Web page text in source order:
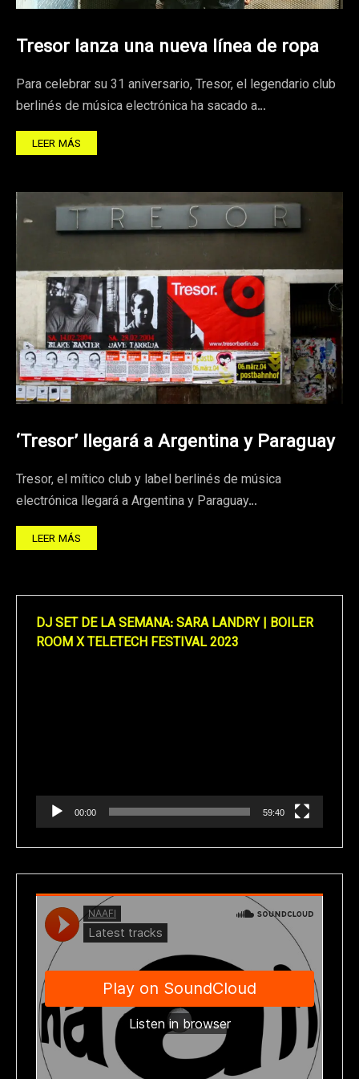
Tresor lanza una nueva línea de ropa
Para celebrar su 31 aniversario, Tresor, el legendario club
berlinés de música electrónica ha sacado a…
LEER MÁS
‘Tresor’ llegará a Argentina y Paraguay
Tresor, el mítico club y label berlinés de música
electrónica llegará a Argentina y Paraguay…
LEER MÁS
DJ SET DE LA SEMANA: SARA LANDRY | BOILER
ROOM X TELETECH FESTIVAL 2023
00:00 59:40